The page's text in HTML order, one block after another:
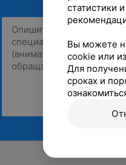
статистики
Вы можете
cookie или
Для
сроках и